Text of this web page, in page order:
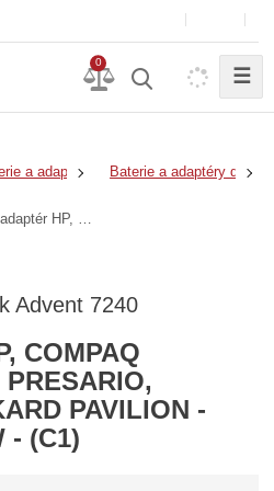
0
☰
a adaptéry Baterie a adaptéry do
Advent 7240
COMPAQ
PAVILION -
- (C1)